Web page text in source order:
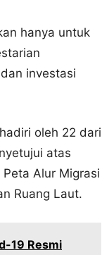
hanya untuk
investasi
oleh 22 dari
atas
Alur Migrasi
Ruang Laut.
19 Resmi